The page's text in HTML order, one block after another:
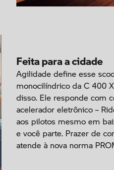
Feita para a cidade
Agilidade define esse
monocilíndrico da C 400
disso. Ele responde com
acelerador eletrônico –
aos pilotos mesmo em
e você parte. Prazer de
atende à nova norma